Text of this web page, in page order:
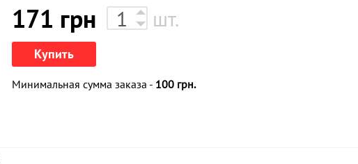
171 грн шт.
Купить
Минимальная сумма заказа - 100 грн.